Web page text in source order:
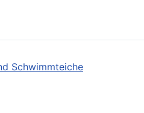
Schwimmteiche